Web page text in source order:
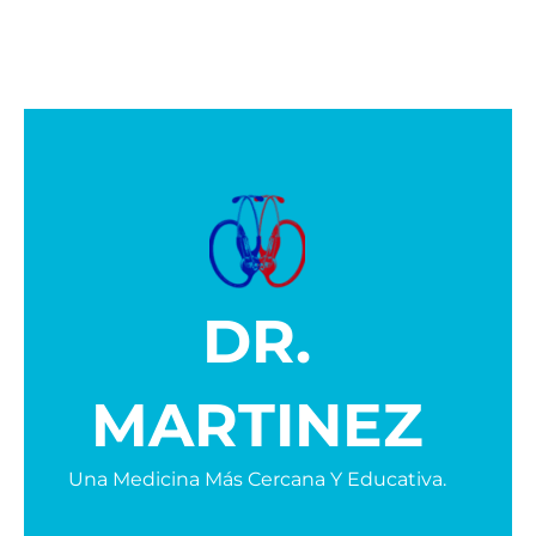
DR.
MARTINEZ
Una Medicina Más Cercana Y Educativa.